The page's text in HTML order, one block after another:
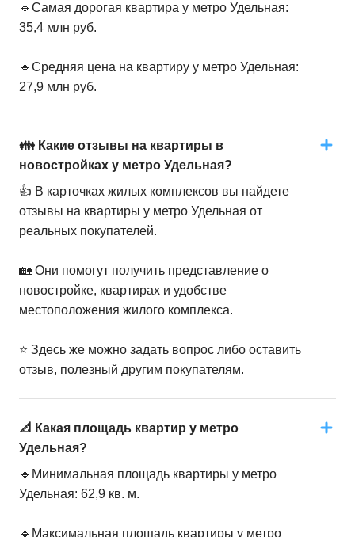
🔹Самая дорогая квартира у метро Удельная:
35,4 млн руб.
🔹Средняя цена на квартиру у метро Удельная:
27,9 млн руб.
👪 Какие отзывы на квартиры в
новостройках у метро Удельная?
👍 В карточках жилых комплексов вы найдете
отзывы на квартиры у метро Удельная от
реальных покупателей.
🏡 Они помогут получить представление о
новостройке, квартирах и удобстве
местоположения жилого комплекса.
⭐️ Здесь же можно задать вопрос либо оставить
отзыв, полезный другим покупателям.
📐 Какая площадь квартир у метро
Удельная?
🔹Минимальная площадь квартиры у метро
Удельная: 62,9 кв. м.
🔹Максимальная площадь квартиры у метро